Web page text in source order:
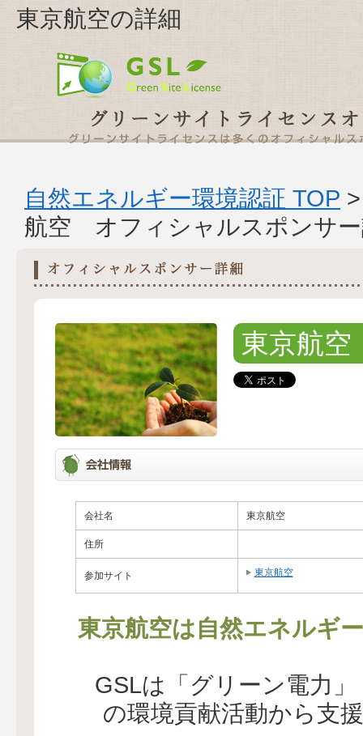
東京航空の詳細
自然エネルギー環境認証 TOP
航空 オフィシャルスポンサ
東京航空
会社名 東京航空
住所
参加サイト 東京航空
東京航空は自然エネルギ
GSLは「グリーン電力
の環境貢献活動から支